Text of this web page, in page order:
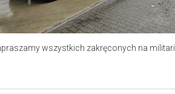
wszystkich zakręconych na